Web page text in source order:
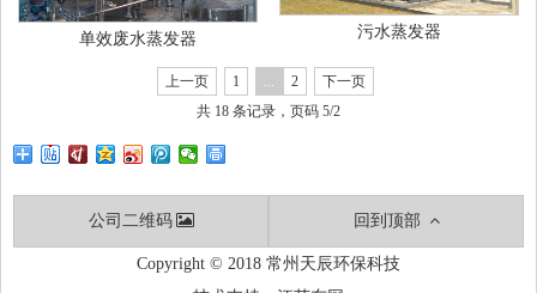
单效废水蒸发器 污水蒸发器
上一页 1 ... 2
下一页
共 18 条记录，页码 5/2
公司二维码 回到顶部
Copyright © 2018 常州天辰环保科技